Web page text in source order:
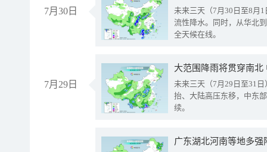
7月30日
未来三天（7月30日至8月
流性降水。同时，从华北
全天候在线。
7月29日
大范围降雨将贯穿南
未来三天（7月29日至31
抬、大陆高压东移，中东
续。
广东湖北河南等地多